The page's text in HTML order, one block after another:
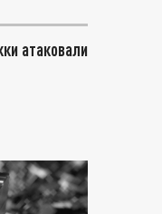
атаковали